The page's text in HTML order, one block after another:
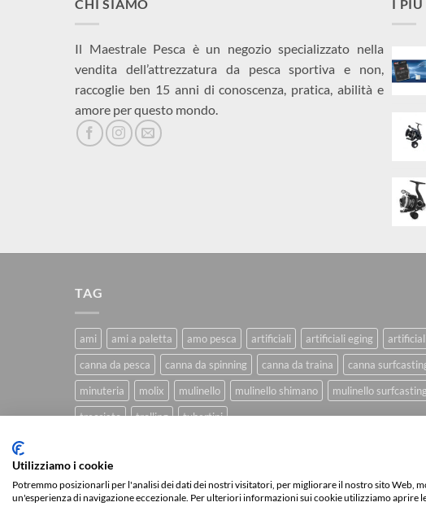
CHI SIAMO
Il Maestrale Pesca è un negozio specializzato nella
vendita dell’attrezzatura da pesca sportiva e non,
raccoglie ben 15 anni di conoscenza, pratica, abilità e
amore per questo mondo.
I PIÙ
TAG
ami ami a paletta amo pesca artificiali artificiali eging
canna da pesca
canna da spinning canna da traina canna
minuteria
molix mulinello mulinello shimano mulinello
trecciato
trolling tubertini
CHI SIAMO BLOG FAQ CONTATTI
Copyright 2026 ©IlMaestralePesca.it
Utilizziamo i cookie
Potremmo posizionarli per l'analisi dei dati dei nostri visitatori, per migliorare il nostro sito Web,
un'esperienza di navigazione eccezionale. Per ulteriori informazioni sui cookie utilizziamo aprire